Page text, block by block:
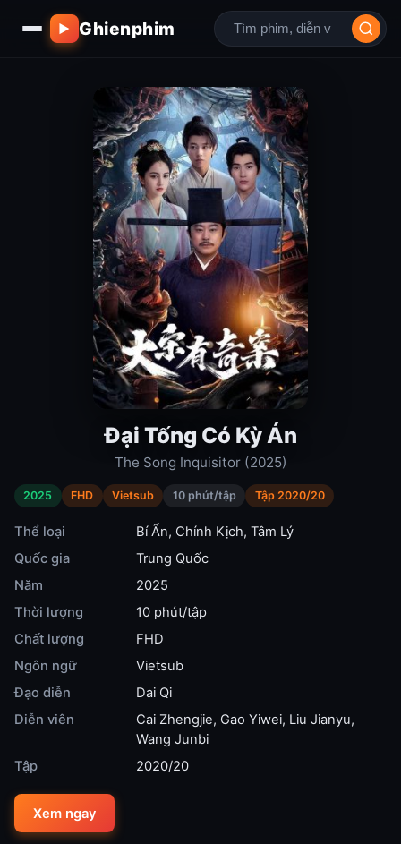
▶ Ghienphim
Đại Tống Có Kỳ Án
The Song Inquisitor (2025)
2025 FHD Vietsub 10 phút/tập Tập 2020/20
Thể loại Bí Ẩn, Chính Kịch, Tâm Lý
Quốc gia
Trung Quốc
Năm
2025
Thời lượng
10 phút/tập
Chất lượng
FHD
Ngôn ngữ
Vietsub
Đạo diễn
Dai Qi
Diễn viên
Cai Zhengjie, Gao Yiwei, Liu Jianyu,
Wang Junbi
Tập
2020/20
Xem ngay